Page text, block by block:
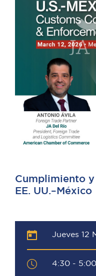
Cumplimiento
EE. UU.–México
Jueves 12
4:30 - 5:00